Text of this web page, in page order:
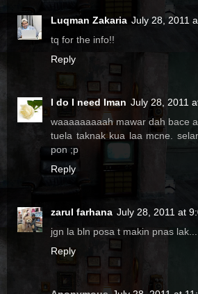
Luqman Zakaria July 28, 2011
tq for the info!!
Reply
I do I need Iman July 28, 2011
waaaaaaaaah mawar dah bace
tuela taknak kua laa mcne.
pon ;p
Reply
zarul farhana July 28, 2011 at
jgn la bln posa t makin pnas lak...
Reply